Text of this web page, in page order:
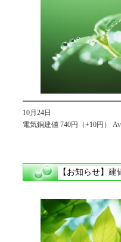
10月24日
電気銅建値 740円（+10円）
【お知らせ】 建